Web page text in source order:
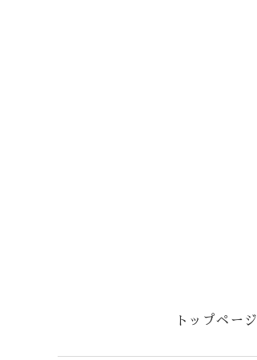
トップページ